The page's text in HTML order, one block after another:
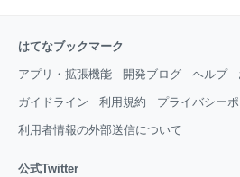
はてなブックマーク
アプリ・拡張機能 開発ブログ ヘルプ
ガイドライン 利用規約 プライバシー
利用者情報の外部送信について
公式Twitter